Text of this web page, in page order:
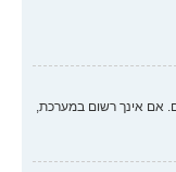
אם אינך רשום במערכת,